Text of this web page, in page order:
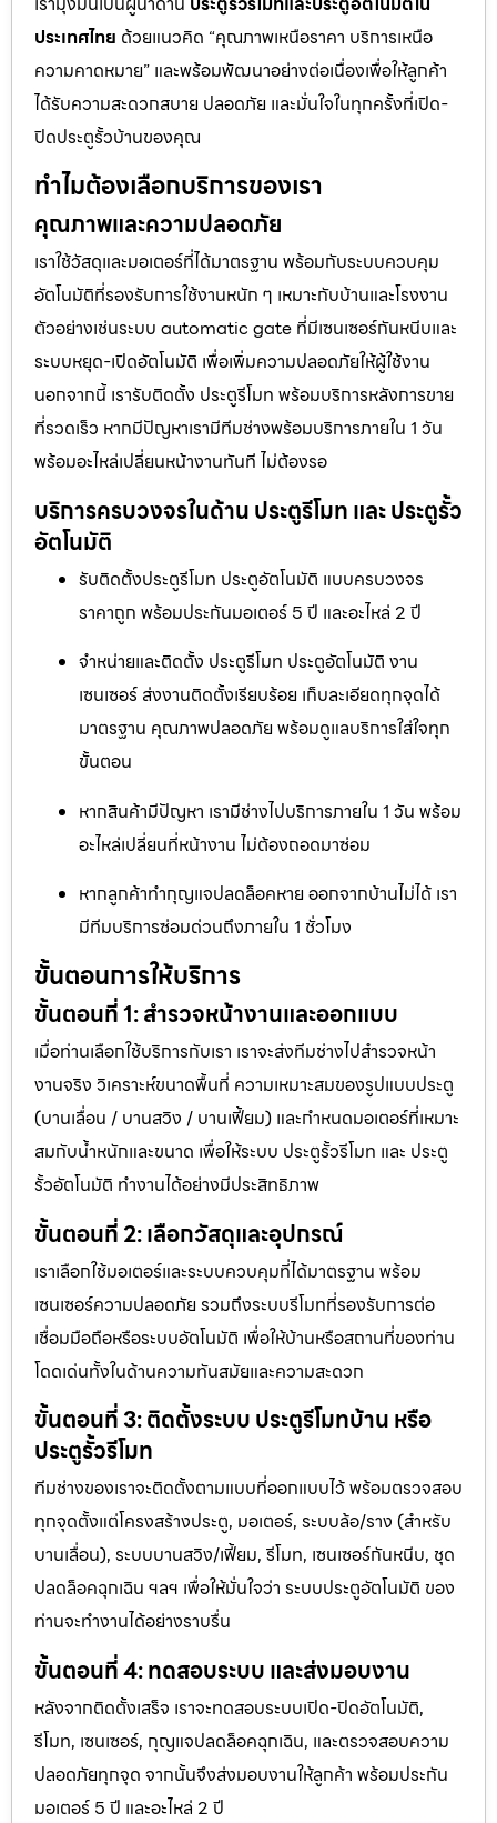
ประเทศไทย ด้วยแนวคิด “คุณภาพเหนือราคา บริการเหนือ
ความคาดหมาย” และพร้อมพัฒนาอย่างต่อเนื่องเพื่อให้ลูกค้า
ได้รับความสะดวกสบาย ปลอดภัย และมั่นใจในทุกครั้งที่เปิด-
ปิดประตูรั้วบ้านของคุณ
ทำไมต้องเลือกบริการของเรา
คุณภาพและความปลอดภัย
เราใช้วัสดุและมอเตอร์ที่ได้มาตรฐาน พร้อมกับระบบควบคุม
อัตโนมัติที่รองรับการใช้งานหนัก ๆ เหมาะกับบ้านและโรงงาน
ตัวอย่างเช่นระบบ automatic gate ที่มีเซนเซอร์กันหนีบและ
ระบบหยุด-เปิดอัตโนมัติ เพื่อเพิ่มความปลอดภัยให้ผู้ใช้งาน
นอกจากนี้ เรารับติดตั้ง ประตูรีโมท พร้อมบริการหลังการขาย
ที่รวดเร็ว หากมีปัญหาเรามีทีมช่างพร้อมบริการภายใน 1 วัน
พร้อมอะไหล่เปลี่ยนหน้างานทันที ไม่ต้องรอ
บริการครบวงจรในด้าน ประตูรีโมท และ ประตูรั้ว
อัตโนมัติ
รับติดตั้งประตูรีโมท ประตูอัตโนมัติ แบบครบวงจร
ราคาถูก พร้อมประกันมอเตอร์ 5 ปี และอะไหล่ 2 ปี
จำหน่ายและติดตั้ง ประตูรีโมท ประตูอัตโนมัติ งาน
เซนเซอร์ ส่งงานติดตั้งเรียบร้อย เก็บละเอียดทุกจุดได้
มาตรฐาน คุณภาพปลอดภัย พร้อมดูแลบริการใส่ใจทุก
ขั้นตอน
หากสินค้ามีปัญหา เรามีช่างไปบริการภายใน 1 วัน พร้อม
อะไหล่เปลี่ยนที่หน้างาน ไม่ต้องถอดมาซ่อม
หากลูกค้าทำกุญแจปลดล็อคหาย ออกจากบ้านไม่ได้ เรา
มีทีมบริการซ่อมด่วนถึงภายใน 1 ชั่วโมง
ขั้นตอนการให้บริการ
ขั้นตอนที่ 1: สำรวจหน้างานและออกแบบ
เมื่อท่านเลือกใช้บริการกับเรา เราจะส่งทีมช่างไปสำรวจหน้า
งานจริง วิเคราะห์ขนาดพื้นที่ ความเหมาะสมของรูปแบบประตู
(บานเลื่อน / บานสวิง / บานเฟี้ยม) และกำหนดมอเตอร์ที่เหมาะ
สมกับน้ำหนักและขนาด เพื่อให้ระบบ ประตูรั้วรีโมท และ ประตู
รั้วอัตโนมัติ ทำงานได้อย่างมีประสิทธิภาพ
ขั้นตอนที่ 2: เลือกวัสดุและอุปกรณ์
เราเลือกใช้มอเตอร์และระบบควบคุมที่ได้มาตรฐาน พร้อม
เซนเซอร์ความปลอดภัย รวมถึงระบบรีโมทที่รองรับการต่อ
เชื่อมมือถือหรือระบบอัตโนมัติ เพื่อให้บ้านหรือสถานที่ของท่าน
โดดเด่นทั้งในด้านความทันสมัยและความสะดวก
ขั้นตอนที่ 3: ติดตั้งระบบ ประตูรีโมทบ้าน หรือ
ประตูรั้วรีโมท
ทีมช่างของเราจะติดตั้งตามแบบที่ออกแบบไว้ พร้อมตรวจสอบ
ทุกจุดตั้งแต่โครงสร้างประตู, มอเตอร์, ระบบล้อ/ราง (สำหรับ
บานเลื่อน), ระบบบานสวิง/เฟี้ยม, รีโมท, เซนเซอร์กันหนีบ, ชุด
ปลดล็อคฉุกเฉิน ฯลฯ เพื่อให้มั่นใจว่า ระบบประตูอัตโนมัติ ของ
ท่านจะทำงานได้อย่างราบรื่น
ขั้นตอนที่ 4: ทดสอบระบบ และส่งมอบงาน
หลังจากติดตั้งเสร็จ เราจะทดสอบระบบเปิด-ปิดอัตโนมัติ,
รีโมท, เซนเซอร์, กุญแจปลดล็อคฉุกเฉิน, และตรวจสอบความ
ปลอดภัยทุกจุด จากนั้นจึงส่งมอบงานให้ลูกค้า พร้อมประกัน
มอเตอร์ 5 ปี และอะไหล่ 2 ปี